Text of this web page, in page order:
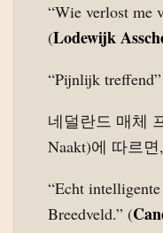
“Wie verlost me
(Lodewijk
“Pijnlijk
네덜란드 매체
Naakt)에 따르
“Echt
Breedveld.” (